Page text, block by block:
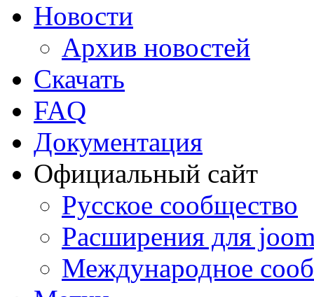
Новости
Архив новостей
Скачать
FAQ
Документация
Официальный сайт
Русское сообщество
Расширения для
Международное